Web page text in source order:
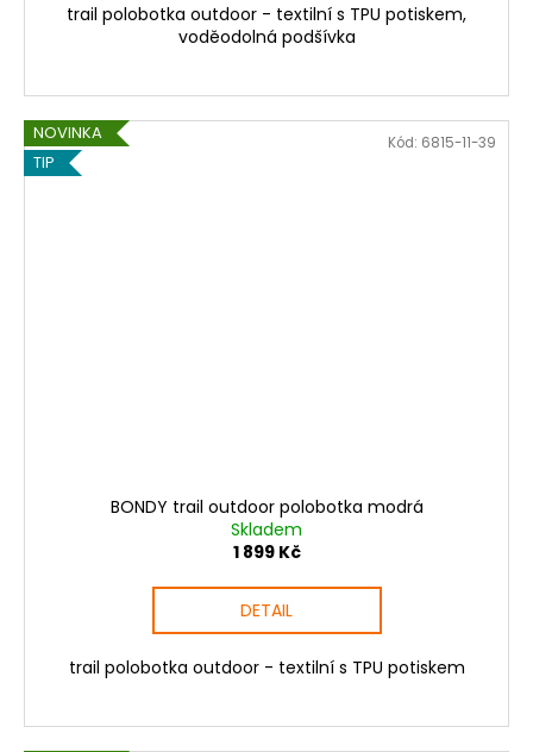
trail polobotka outdoor - textilní s TPU potiskem,
voděodolná podšívka
NOVINKA
TIP
BONDY trail outdoor polobotka modrá
Skladem
1 899 Kč
DETAIL
trail polobotka outdoor - textilní s TPU potiskem
Kód: 6815-11-39